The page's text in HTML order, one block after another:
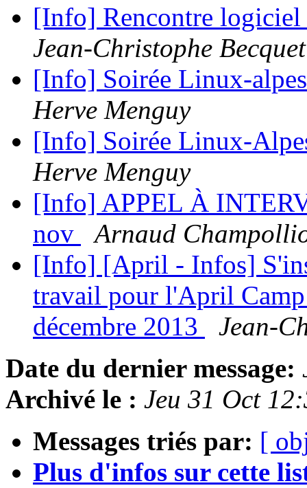
[Info] Rencontre
Jean-Christophe Becquet
[Info] Soirée Linux-
Herve Menguy
[Info] Soirée Linux-
Herve Menguy
[Info] APPEL À
nov
Arnaud
[Info] [April - Infos]
travail pour l'April
décembre 2013
Jean-
Date du dernier message:
Archivé le : Jeu 31 Oct
Messages triés par: [
Plus d'infos sur cette